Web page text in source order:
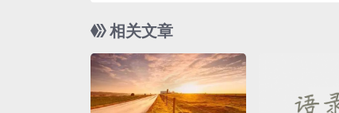
相关文章